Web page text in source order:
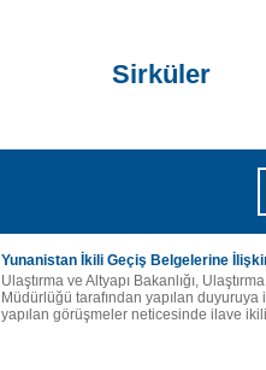
Sirküler
Yunanistan İkili Geçiş Belgelerine
Ulaştırma ve Altyapı Bakanlığı,
Müdürlüğü tarafından yapılan
yapılan görüşmeler neticesinde ilave